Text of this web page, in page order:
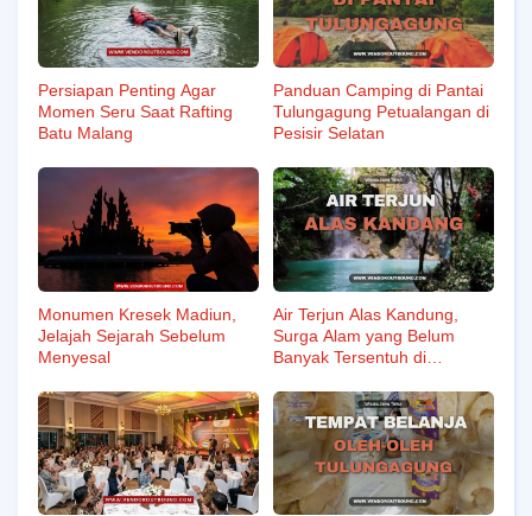
Persiapan Penting Agar
Momen Seru Saat Rafting
Batu Malang
Panduan Camping di Pantai
Tulungagung Petualangan di
Pesisir Selatan
Monumen Kresek Madiun,
Jelajah Sejarah Sebelum
Menyesal
Air Terjun Alas Kandung,
Surga Alam yang Belum
Banyak Tersentuh di